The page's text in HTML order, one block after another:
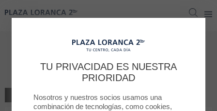
Plaza Loranca 2
Dar su opinion
Aromas Artesanales
VOLVER A LA TIENDA
Plaza Loranca 2
TU PRIVACIDAD ES NUESTRA
PRIORIDAD
Nosotros y nuestros socios usamos una
combinación de tecnologías, como cookies,